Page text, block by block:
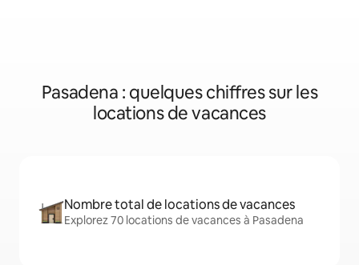
Pasadena : quelques chiffres sur les
locations de vacances
Nombre total de locations de vacances
Explorez 70 locations de vacances à Pasadena